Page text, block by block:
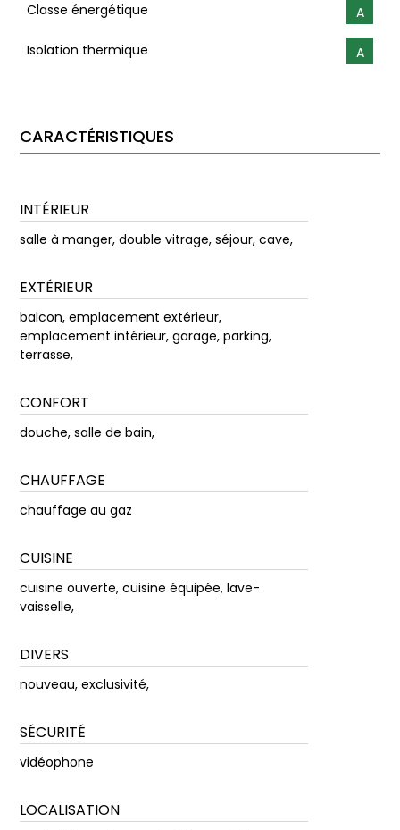
Classe énergétique A
Isolation thermique A
CARACTÉRISTIQUES
INTÉRIEUR
salle à manger, double vitrage, séjour, cave,
EXTÉRIEUR
balcon, emplacement extérieur,
emplacement intérieur, garage, parking,
terrasse,
CONFORT
douche, salle de bain,
CHAUFFAGE
chauffage au gaz
CUISINE
cuisine ouverte, cuisine équipée, lave-
vaisselle,
DIVERS
nouveau, exclusivité,
SÉCURITÉ
vidéophone
LOCALISATION